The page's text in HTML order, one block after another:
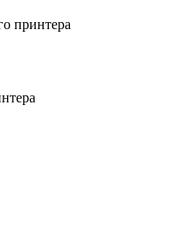
принтера